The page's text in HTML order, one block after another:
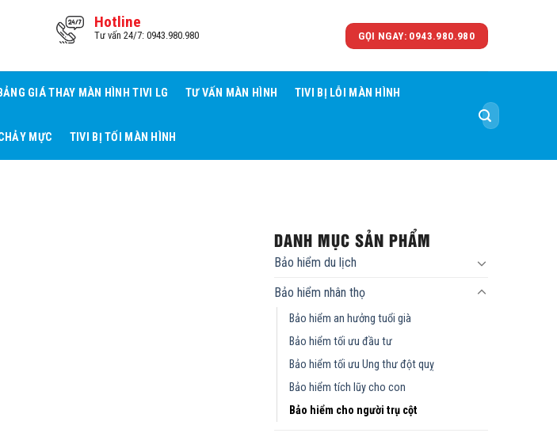
Hotline
Tư vấn 24/7: 0943.980.980 GỌI NGAY: 0943.980.980
BẢNG GIÁ THAY MÀN HÌNH TIVI LG TƯ VẤN MÀN HÌNH TIVI BỊ LỖI MÀN HÌNH
MỰC TIVI BỊ TỐI MÀN HÌNH
Tìm
kiếm:
DANH MỤC SẢN PHẨM
Bảo hiểm du lịch
Bảo hiểm nhân thọ
Bảo hiểm an hưởng tuổi già
Bảo hiểm tối ưu đầu tư
Bảo hiểm tối ưu Ung thư đột quỵ
Bảo hiểm tích lũy cho con
Bảo hiểm cho người trụ cột